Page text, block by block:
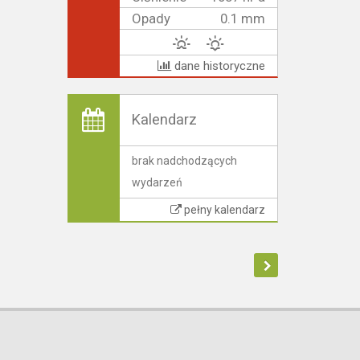
Opady
0.1 mm
dane historyczne
Kalendarz
brak nadchodzących
wydarzeń
pełny kalendarz